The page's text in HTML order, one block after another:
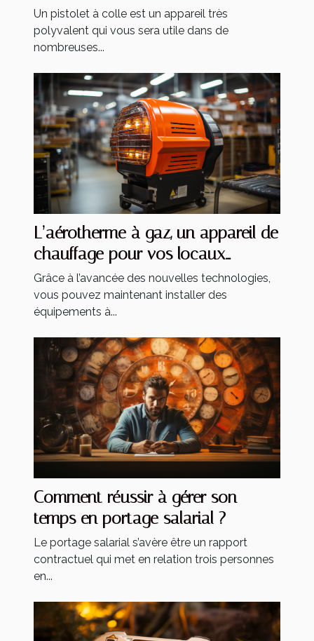
Un pistolet à colle est un appareil très
polyvalent qui vous sera utile dans de
nombreuses...
L’aérotherme à gaz, un appareil de
chauffage pour vos locaux
industriels
Grâce à l’avancée des nouvelles technologies,
vous pouvez maintenant installer des
équipements à...
Comment réussir à gérer son
temps en portage salarial ?
Le portage salarial s’avère être un rapport
contractuel qui met en relation trois personnes
en...